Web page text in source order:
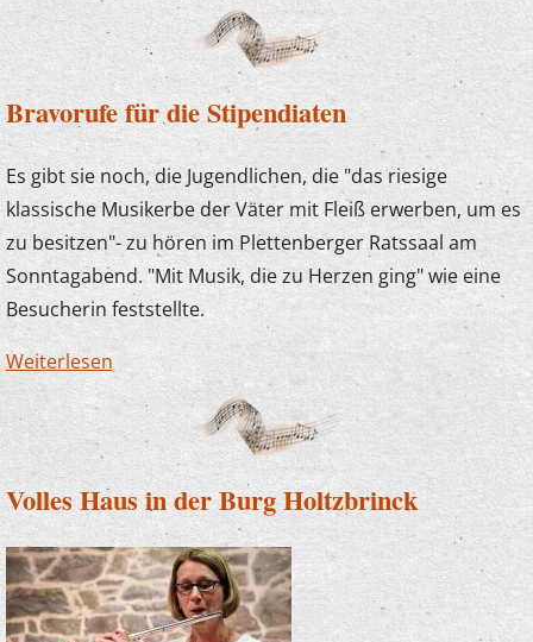
Bravorufe für die Stipendiaten
Es gibt sie noch, die Jugendlichen, die "das riesige
klassische Musikerbe der Väter mit Fleiß erwerben, um es
zu besitzen"- zu hören im Plettenberger Ratssaal am
Sonntagabend. "Mit Musik, die zu Herzen ging" wie eine
Besucherin feststellte.
Weiterlesen über Bravorufe für die Stipendiaten
Volles Haus in der Burg Holtzbrinck